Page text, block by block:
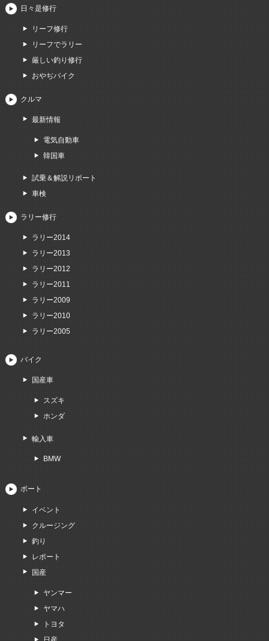
日々是修行
リーフ修行
リーフでラリー
厳しい釣り修行
おやぢバイク
クルマ
最新情報
電気自動車
韓国車
試乗＆解説リポート
車検
ラリー修行
ラリー2014
ラリー2013
ラリー2012
ラリー2011
ラリー2009
ラリー2010
ラリー2005
バイク
国産車
スズキ
ホンダ
輸入車
BMW
ボート
イベント
クルージング
釣り
レポート
国産
ヤンマー
ヤマハ
トヨタ